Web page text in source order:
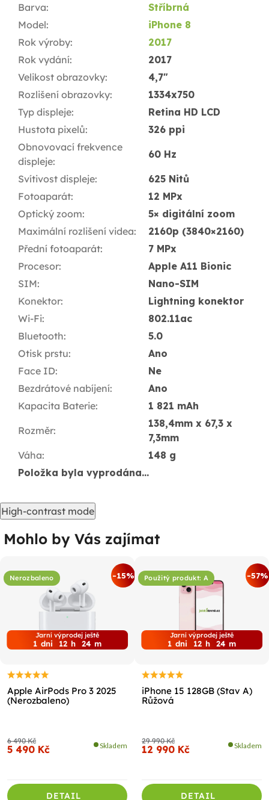
Barva:
Stříbrná
Model:
iPhone 8
Rok výroby:
2017
Rok vydání:
2017
Velikost obrazovky:
4,7"
Rozlišení obrazovky:
1334x750
Typ displeje:
Retina HD LCD
Hustota pixelů:
326 ppi
Obnovovací frekvence
displeje:
60 Hz
Svítivost displeje:
625 Nitů
Fotoaparát:
12 MPx
Optický zoom:
5× digitální zoom
Maximální rozlišení videa:
2160p (3840×2160)
Přední fotoaparát:
7 MPx
Procesor:
Apple A11 Bionic
SIM:
Nano-SIM
Konektor:
Lightning konektor
Wi-Fi:
802.11ac
Bluetooth:
5.0
Otisk prstu:
Ano
Face ID:
Ne
Bezdrátové nabíjení:
Ano
Kapacita Baterie: 1 821 mAh
Rozměr:
138,4mm x 67,3 x
7,3mm
Váha:
148 g
Položka byla vyprodána…
High-contrast mode
Mohlo by Vás zajímat
Nerozbaleno -15%
Jarní výprodej ještě
1 dni 12 h 24 m
Apple AirPods Pro 3 2025
(Nerozbaleno)
6 490 Kč
5 490 Kč Skladem
DETAIL
Použitý produkt: A -57%
Jarní výprodej ještě
1 dni 12 h 24 m
iPhone 15 128GB (Stav A)
Růžová
29 990 Kč
12 990 Kč Skladem
DETAIL